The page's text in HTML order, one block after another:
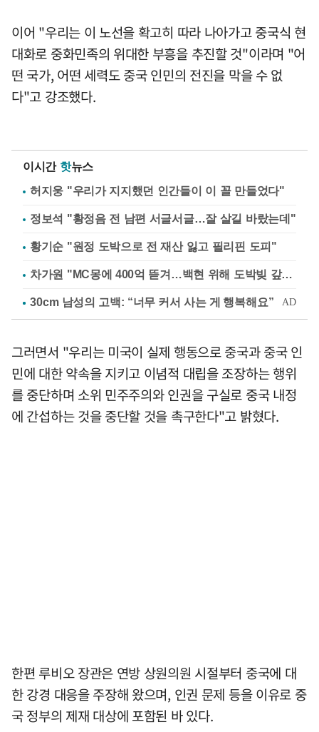
이어 "우리는 이 노선을 확고히 따라 나아가고 중국식 현
대화로 중화민족의 위대한 부흥을 추진할 것"이라며 "어
떤 국가, 어떤 세력도 중국 인민의 전진을 막을 수 없
다"고 강조했다.
이시간 핫뉴스
허지웅 "우리가 지지했던 인간들이 이 꼴 만들었다"
정보석 "황정음 전 남편 서글서글…잘 살길 바랐는데"
황기순 "원정 도박으로 전 재산 잃고 필리핀 도피"
차가원 "MC몽에 400억 뜯겨…백현 위해 도박빚 갚아줘"
그러면서 "우리는 미국이 실제 행동으로 중국과 중국 인
민에 대한 약속을 지키고 이념적 대립을 조장하는 행위
를 중단하며 소위 민주주의와 인권을 구실로 중국 내정
에 간섭하는 것을 중단할 것을 촉구한다"고 밝혔다.
한편 루비오 장관은 연방 상원의원 시절부터 중국에 대
한 강경 대응을 주장해 왔으며, 인권 문제 등을 이유로 중
국 정부의 제재 대상에 포함된 바 있다.